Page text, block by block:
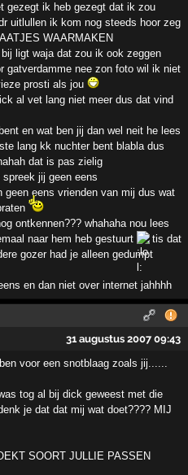
gezegt ik heb gezegt dat ik zou
uitlullen ik kom nog steeds hoor zeg
WAARMAKEN
ligt waja dat zou ik ook zeggen
gatverdamme nee zon foto wil ik niet
prosti als jou
al vet lang niet meer dus dat vind
en wat ben jij dan wel neit he lees
lang kk nuchter bent blabla dus
dat is pas zielig
jij geen eens
geen eens vrienden van mij dus wat
ontkennen??? whahaha nou lees
naar hem heb gestuurt
tis dat
gozer had je alleen gedumpt
en dan niet over internet jahhhh
31 augustus 2007 09:43
voor een snotblaag zoals jij......
tog al bij dick geweest met die
je dat dat mij wat doet???? MIJ
SOORT JULLIE PASSEN